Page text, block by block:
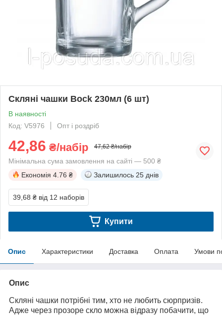
Скляні чашки Bock 230мл (6 шт)
В наявності
Код: V5976
Опт і роздріб
42,86 ₴/набір 47,62 ₴/набір
Мінімальна сума замовлення на сайті — 500 ₴
Економія 4.76 ₴ Залишилось 25 днів
39,68 ₴ від 12 наборів
Купити
Опис Характеристики Доставка Оплата Умови
Опис
Скляні чашки потрібні тим, хто не любить сюрпризів.
Адже через прозоре скло можна відразу побачити, що